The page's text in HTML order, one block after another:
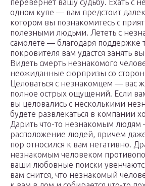
перевернет вашу судьбу. Ехать с
одном купе — вам предстоит
котором вы познакомитесь с
полезными людьми. Лететь с
самолете — благодаря поддержке
покровителя вам удастся занять
Видеть смерть незнакомого
неожиданные сюрпризы со
Целоваться с незнакомцем — вас
полное острых ощущений. Если
вы целовались с несколькими
будете развлекаться в компании
Дарить что-то незнакомым людям
расположение людей, причем даже
пор относился к вам негативно.
незнакомым человеком
ваши любовные поиски
вам снится, что незнакомый